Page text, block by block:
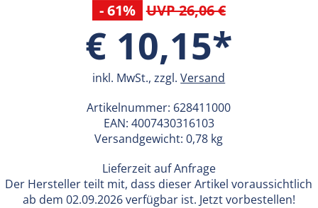
- 61% UVP 26,06 €
€ 10,15*
inkl. MwSt., zzgl.Versand
Artikelnummer: 628411000
EAN: 4007430316103
Versandgewicht: 0,78 kg
Lieferzeit auf Anfrage
Der Hersteller teilt mit, dass dieser Artikel voraussichtlich
ab dem 02.09.2026 verfügbar ist. Jetzt vorbestellen!